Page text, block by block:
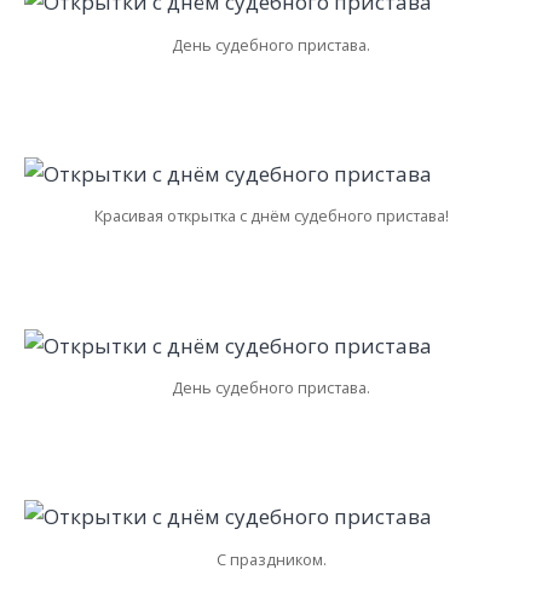
День судебного пристава.
Красивая открытка с днём судебного пристава!
День судебного пристава.
С праздником.